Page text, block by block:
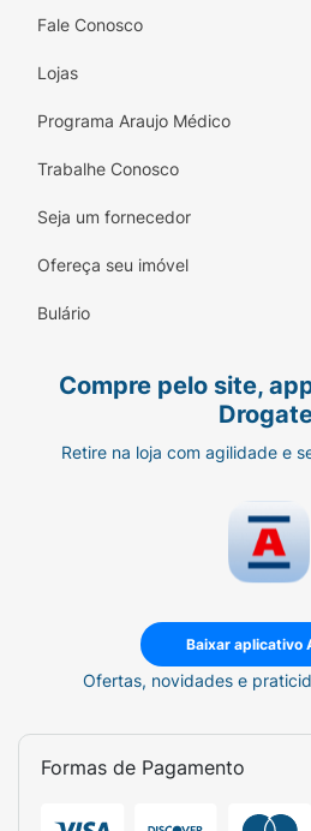
Fale Conosco
Lojas
Programa Araujo Médico
Trabalhe Conosco
Seja um fornecedor
Ofereça seu imóvel
Bulário
Compre pelo site,
Retire na loja com agilidade e
Baixar aplicativo
Ofertas, novidades e
Formas de Pagamento